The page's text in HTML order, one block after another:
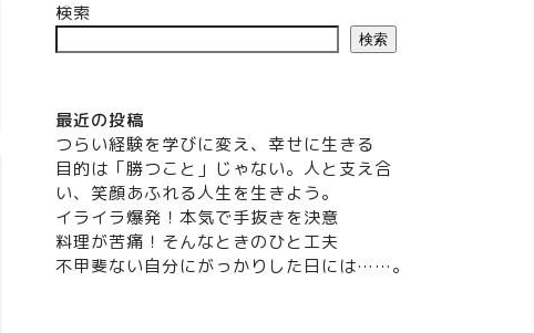
検索
検索
最近の投稿
つらい経験を学びに変え、幸せに生きる
目的は「勝つこと」じゃない。人と支え合
い、笑顔あふれる人生を生きよう。
イライラ爆発！本気で手抜きを決意
料理が苦痛！そんなときのひと工夫
不甲斐ない自分にがっかりした日には……。